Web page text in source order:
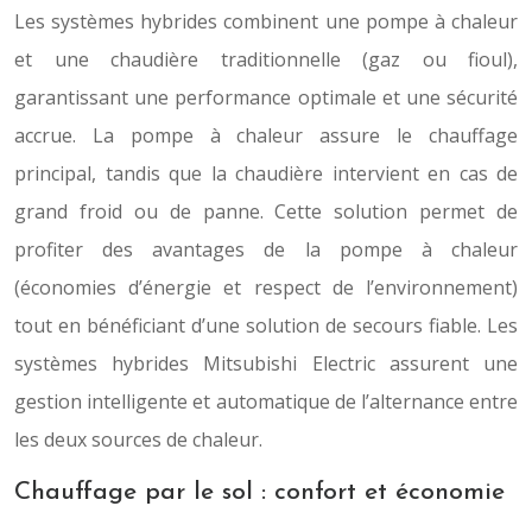
Les systèmes hybrides combinent une pompe à chaleur
et une chaudière traditionnelle (gaz ou fioul),
garantissant une performance optimale et une sécurité
accrue. La pompe à chaleur assure le chauffage
principal, tandis que la chaudière intervient en cas de
grand froid ou de panne. Cette solution permet de
profiter des avantages de la pompe à chaleur
(économies d’énergie et respect de l’environnement)
tout en bénéficiant d’une solution de secours fiable. Les
systèmes hybrides Mitsubishi Electric assurent une
gestion intelligente et automatique de l’alternance entre
les deux sources de chaleur.
Chauffage par le sol : confort et économie